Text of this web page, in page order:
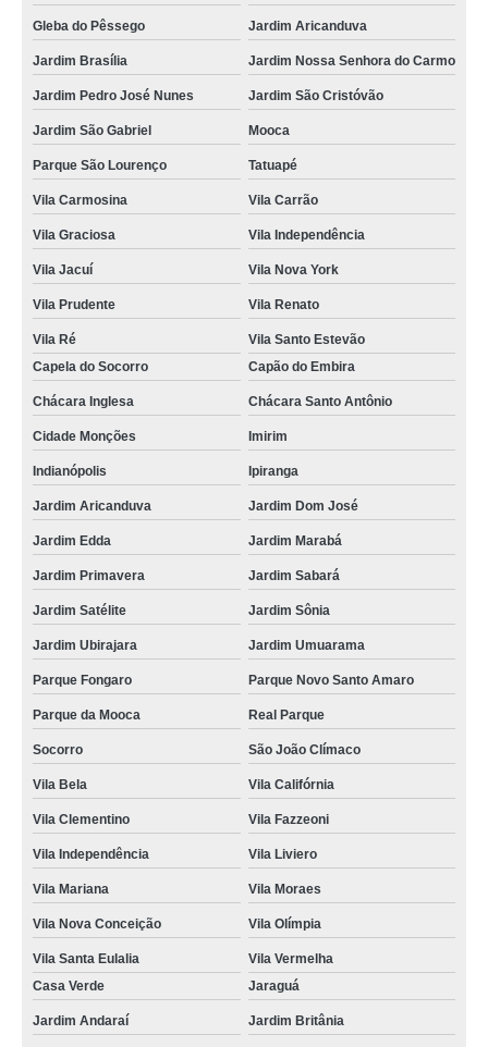
Gleba do Pêssego Jardim Aricanduva
Jardim Brasília Jardim Nossa Senhora do Carmo
Jardim Pedro José Nunes Jardim São Cristóvão
Jardim São Gabriel Mooca
Parque São Lourenço Tatuapé
Vila Carmosina Vila Carrão
Vila Graciosa Vila Independência
Vila Jacuí Vila Nova York
Vila Prudente Vila Renato
Vila Ré
Vila Santo Estevão
Capela do Socorro
Capão do Embira
Chácara Inglesa Chácara Santo Antônio
Cidade Monções Imirim
Indianópolis Ipiranga
Jardim Aricanduva Jardim Dom José
Jardim Edda Jardim Marabá
Jardim Primavera Jardim Sabará
Jardim Satélite Jardim Sônia
Jardim Ubirajara Jardim Umuarama
Parque Fongaro Parque Novo Santo Amaro
Parque da Mooca Real Parque
Socorro São João Clímaco
Vila Bela Vila Califórnia
Vila Clementino Vila Fazzeoni
Vila Independência Vila Liviero
Vila Mariana Vila Moraes
Vila Nova Conceição Vila Olímpia
Vila Santa Eulalia
Vila Vermelha
Casa Verde
Jaraguá
Jardim Andaraí Jardim Britânia